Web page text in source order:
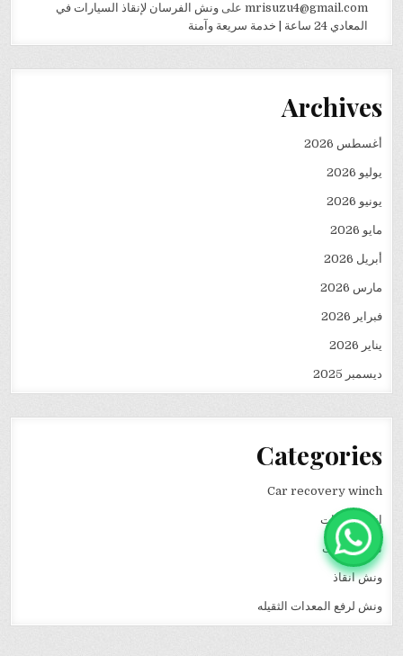
mrisuzu4@gmail.comعلى ونش الفرسان لإنقاذ السيارات في
المعادي 24 ساعة | خدمة سريعة وآمنة
Archives
أغسطس 2026
يوليو 2026
يونيو 2026
مايو 2026
أبريل 2026
مارس 2026
فبراير 2026
يناير 2026
ديسمبر 2025
Categories
Car recovery winch
انقاذ سيارات
نقل كرفانات
ونش انقاذ
ونش لرفع المعدات الثقيله